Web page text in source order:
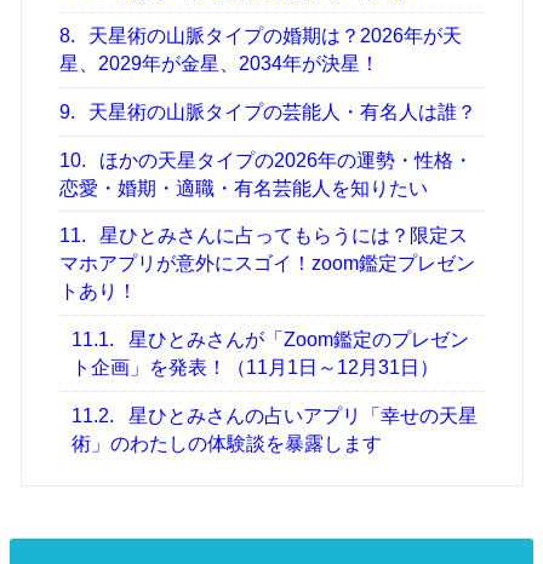
8.
天星術の山脈タイプの婚期は？2026年が天
星、2029年が金星、2034年が決星！
9. 天星術の山脈タイプの芸能人・有名人は誰？
10.
ほかの天星タイプの2026年の運勢・性格・
恋愛・婚期・適職・有名芸能人を知りたい
11.
星ひとみさんに占ってもらうには？限定ス
マホアプリが意外にスゴイ！zoom鑑定プレゼン
トあり！
11.1.
星ひとみさんが「Zoom鑑定のプレゼン
ト企画」を発表！（11月1日～12月31日）
11.2.
星ひとみさんの占いアプリ「幸せの天星
術」のわたしの体験談を暴露します